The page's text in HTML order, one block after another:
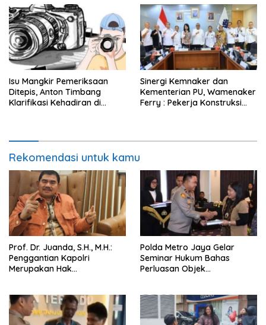
dengan Sopir
Isu Mangkir Pemeriksaan
Ditepis, Anton Timbang
Klarifikasi Kehadiran di
Sinergi Kemnaker dan
Kementerian PU, Wamenaker
Ferry : Pekerja Konstruksi
Rekomendasi untuk kamu
Prof. Dr. Juanda, S.H., M.H.:
Penggantian Kapolri
Merupakan Hak
Dipertimbangkan
Polda Metro Jaya Gelar
Seminar Hukum Bahas
Perluasan Objek